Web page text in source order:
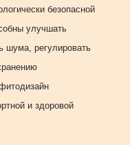
безопасной
улучшать
шума, регулировать
и здоровой